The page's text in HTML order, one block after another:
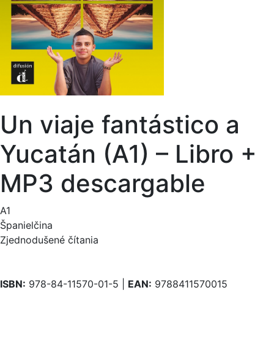
Un viaje fantástico a
Yucatán (A1) – Libro +
MP3 descargable
A1
Španielčina
Zjednodušené čítania
ISBN: 978-84-11570-01-5 | EAN: 9788411570015